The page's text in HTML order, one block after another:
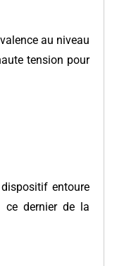
au niveau
tension pour
entoure
ce dernier de la